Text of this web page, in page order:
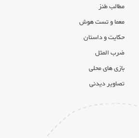
مطالب طنز
معما و تست هوش
حکایت و داستان
ضرب المثل
بازی های محلی
تصاویر دیدنی